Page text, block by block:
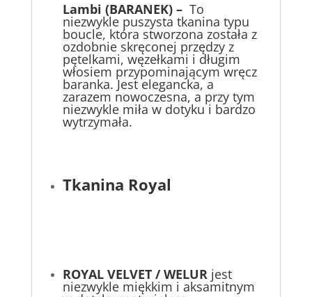
Lambi (BARANEK) – To
niezwykle puszysta tkanina typu
boucle, która stworzona została z
ozdobnie skręconej przędzy z
pętelkami, węzełkami i długim
włosiem przypominającym wręcz
baranka. Jest elegancka, a
zarazem nowoczesna, a przy tym
niezwykle miła w dotyku i bardzo
wytrzymała.
Tkanina Royal
ROYAL VELVET / WELURjest
niezwykle miękkim i aksamitnym